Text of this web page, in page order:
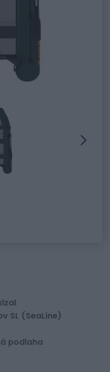
SL (SeaLine)
podlaha